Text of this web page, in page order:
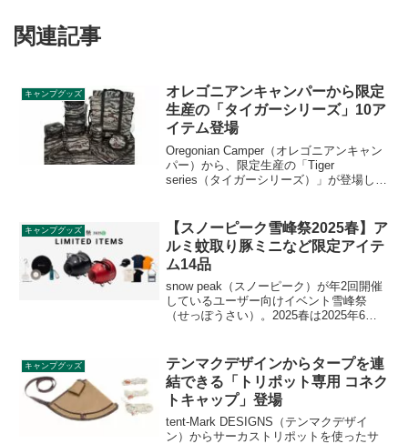
関連記事
キャンプグッズ
オレゴニアンキャンパーから限定
生産の「タイガーシリーズ」10ア
イテム登場
Oregonian Camper（オレゴニアンキャン
パー）から、限定生産の「Tiger
series（タイガーシリーズ）」が登場しま
あしらっています。詳細をレビューしま
す。
キャンプグッズ
【スノーピーク雪峰祭2025春】ア
ルミ蚊取り豚ミニなど限定アイテ
ム14品
snow peak（スノーピーク）が年2回開催
しているユーザー向けイベント雪峰祭
（せっぽうさい）。2025春は2025年6月7
蚊取り豚ミニなど限定品が目白押しで
す。詳細をレビューします。
キャンプグッズ
テンマクデザインからタープを連
結できる「トリポット専用 コネク
トキャップ」登場
tent-Mark DESIGNS（テンマクデザイ
ン）からサーカストリポットを使ったサ